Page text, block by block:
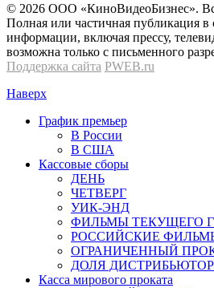
© 2026 OOО «КиноВидеоБизнес».
Полная или частичная публикация в
информации, включая прессу,
возможна только с письменного
Поддержка сайта PWEB.ru
Наверх
График премьер
В России
В США
Кассовые сборы
ДЕНЬ
ЧЕТВЕРГ
УИК-ЭНД
ФИЛЬМЫ ТЕКУЩЕГО
РОССИЙСКИЕ
ОГРАНИЧЕННЫЙ
ДОЛЯ
Касса мирового проката